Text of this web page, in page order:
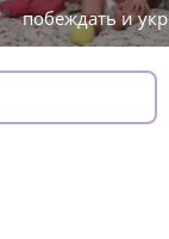
побеждать и